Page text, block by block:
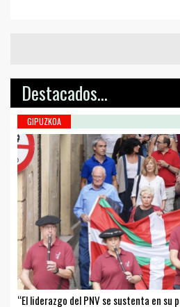
Destacados...
GIPUZKOA
“El liderazgo del PNV se sustenta en su